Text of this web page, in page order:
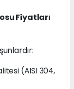
Fiyatları
(AISI 304,